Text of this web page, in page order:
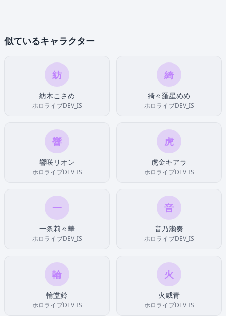
似ているキャラクター
紡
紡木こさめ
ホロライブDEV_IS
綺
綺々羅星めめ
ホロライブDEV_IS
響
響咲リオン
ホロライブDEV_IS
虎
虎金キアラ
ホロライブDEV_IS
一
一条莉々華
ホロライブDEV_IS
音
音乃瀬奏
ホロライブDEV_IS
輪
輪堂鈴
ホロライブDEV_IS
火
火威青
ホロライブDEV_IS